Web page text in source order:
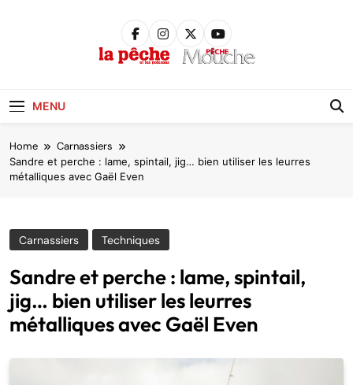
MENU
Home Carnassiers
Sandre et perche : lame, spintail, jig… bien utiliser les leurres
métalliques avec Gaël Even
Carnassiers Techniques
Sandre et perche : lame, spintail,
jig… bien utiliser les leurres
métalliques avec Gaël Even